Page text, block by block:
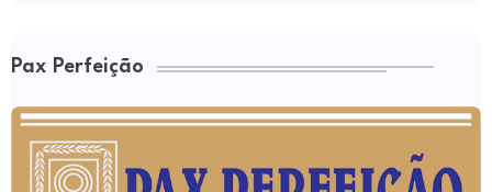
Pax Perfeição